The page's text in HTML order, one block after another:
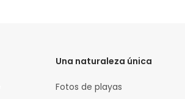
Una naturaleza única
Fotos de playas